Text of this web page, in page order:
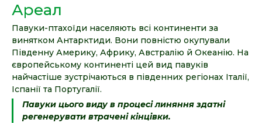
Ареал
Павуки-птахоїди населяють всі континенти за
винятком Антарктиди. Вони повністю окупували
Південну Америку, Африку, Австралію й Океанію. На
європейському континенті цей вид павуків
найчастіше зустрічаються в південних регіонах Італії,
Іспанії та Португалії.
Павуки цього виду в процесі линяння здатні
регенерувати втрачені кінцівки.